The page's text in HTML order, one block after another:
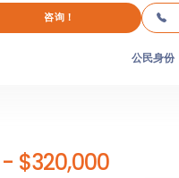
咨询！
公民身份
- $320,000